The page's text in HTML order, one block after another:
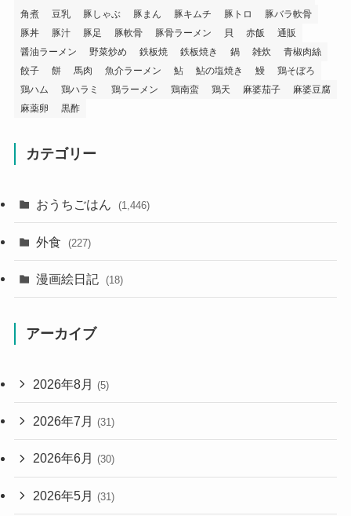
角煮
豆乳 豚しゃぶ 豚まん 豚キムチ 豚トロ
豚バラ軟骨
豚丼
豚汁 豚足 豚軟骨 豚骨ラーメン 貝 赤飯
通販
醤油ラーメン
野菜炒め 鉄板焼 鉄板焼き 鍋 雑炊
青椒肉絲
餃子
餅 馬肉 魚介ラーメン 鮎 鮎の塩焼き 鰻
鶏そぼろ
鶏ハム
鶏ハラミ 鶏ラーメン 鶏南蛮 鶏天 麻婆茄子
麻婆豆腐
麻薬卵
黒酢
カテゴリー
おうちごはん (1,446)
外食 (227)
漫画絵日記 (18)
アーカイブ
2026年8月 (5)
2026年7月 (31)
2026年6月 (30)
2026年5月 (31)